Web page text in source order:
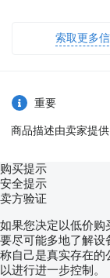
索取更多
重要
商品描述由卖家提
购买提示
安全提示
卖方验证
如果您决定以低价购
要尽可能多地了解设
称自己是真实存在的
以进行进一步控制。